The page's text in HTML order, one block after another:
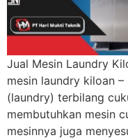
Jual Mesin Laundry
mesin laundry kiloan
(laundry) terbilang
membutuhkan mesin
mesinnya juga